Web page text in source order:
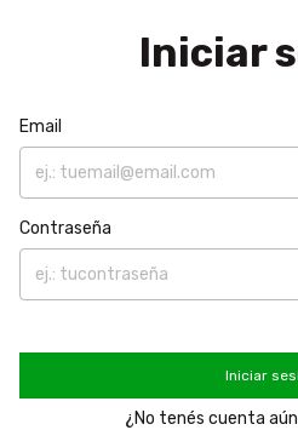
Iniciar
Email
Contraseña
Iniciar
¿No tenés cuenta